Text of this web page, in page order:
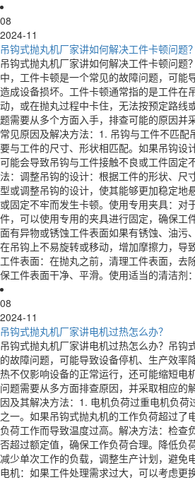
08
2024-11
吊钩式抛丸机厂家讲如何解决工件卡顿问题？
吊钩式抛丸机厂家讲如何解决工件卡顿问题
中，工件卡顿是一个常见的故障问题，可能
造成设备损坏。工件卡顿通常指的是工件在
动，或在抛丸过程中卡住，无法按预定路线
题需要从多个方面入手，排查可能的原因并
常见原因及解决方法：1. 吊钩与工件不匹配
要与工件的尺寸、形状相匹配。如果吊钩设
可能会导致吊钩与工件接触不良或工件固定
法：调整吊钩的设计：根据工件的形状、尺
型或调整吊钩的设计，使其能够更加稳定地
或固定不牢而发生卡顿。使用专用夹具：对
件，可以使用专用的夹具进行固定，确保工
面有异物或锈蚀工件表面如果有锈蚀、油污
在吊钩上不易旋转或移动，增加摩擦力，导
工件表面：在抛丸之前，清理工件表面，去
保工件表面干净、平滑。使用适当的清洁剂
08
2024-11
吊钩式抛丸机厂家讲电机过热怎么办？
吊钩式抛丸机厂家讲电机过热怎么办？吊钩
的故障问题，可能导致设备停机、生产效率
热不仅影响设备的正常运行，还可能缩短电
问题需要从多方面排查原因，并采取相应的
因及其解决方法：1. 电机负荷过重电机负荷
之一。如果吊钩式抛丸机的工作负荷超过了
负荷工作而导致温度过高。解决方法：检查
否超过额定值，确保工作负荷合理。降低负
减少单次工作的负载，调整生产计划，避免
电机：如果工件处理需求过大，可以考虑更